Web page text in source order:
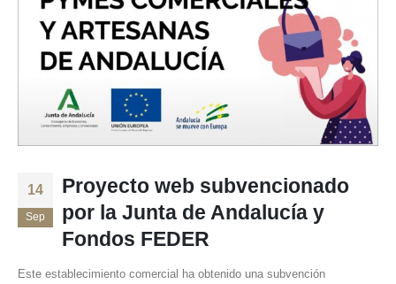
14
Sep
Proyecto web subvencionado
por la Junta de Andalucía y
Fondos FEDER
Este establecimiento comercial ha obtenido una subvención